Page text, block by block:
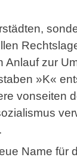
Anlauf zur
»K«
vonseiten
Name für